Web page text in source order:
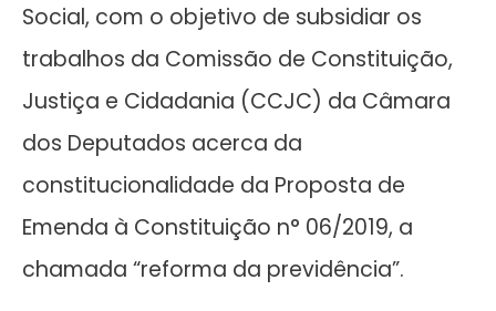
Social, com o objetivo de subsidiar os
trabalhos da Comissão de Constituição,
Justiça e Cidadania (CCJC) da Câmara
dos Deputados acerca da
constitucionalidade da Proposta de
Emenda à Constituição n° 06/2019, a
chamada “reforma da previdência”.